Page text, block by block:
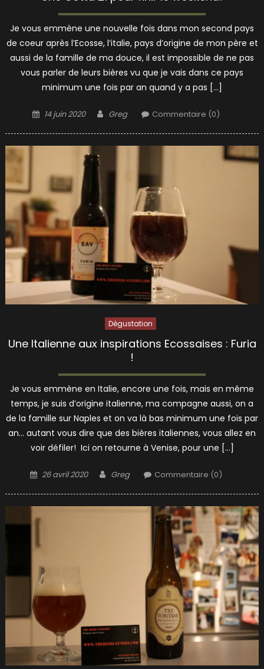
Je vous emmène une nouvelle fois dans mon second pays
de coeur après l’Ecosse, l’italie, pays d’origine de mon père et
aussi de la famille de ma douce, il est impossible de ne pas
vous parler de leurs bières vu que je vais dans ce pays
minimum une fois par an quand y a pas […]
Posted
14 juin 2020 Author
Greg Commentaire (0)
Dégustation
Une Italienne aux inspirations Ecossaises : Furia
!
Je vous emmène en Italie, encore une fois, mais en même
temps, je suis d’origine italienne, ma compagne aussi, on a
de la famille sur Naples et on va là bas minimum une fois par
an… autant vous dire que des bières italiennes, vous allez en
voir défiler! Ici on retourne à Venise, pour une […]
Posted
26 avril 2020 Author
Greg Commentaire (0)